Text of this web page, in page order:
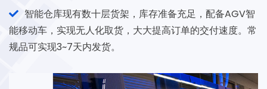
智能仓库现有数十层货架，库存准备充足，配备AGV智
能移动车，实现无人化取货，大大提高订单的交付速度。常
规品可实现3~7天内发货。